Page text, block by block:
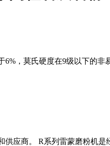
，莫氏硬度在9级以下的
应商。 R系列雷蒙磨粉机